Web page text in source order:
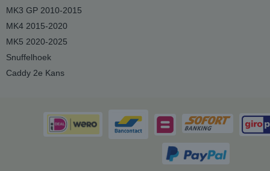
MK3 GP 2010-2015
MK4 2015-2020
MK5 2020-2025
Snuffelhoek
Caddy 2e Kans